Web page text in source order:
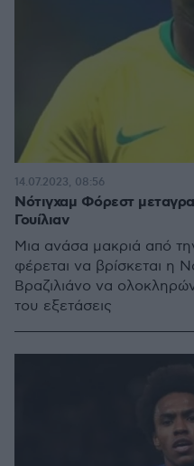
Νότιγχαμ Φόρεστ
Γουίλιαν
Μια ανάσα μακριά από
φέρεται να βρίσκεται η
Βραζιλιάνο να
του εξετάσεις
14.07.2023, 08:56